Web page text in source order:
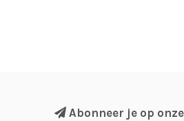
Abonneer je op